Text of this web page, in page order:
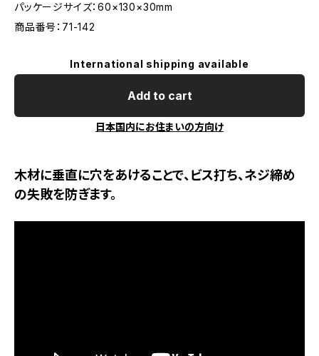
パッケージサイズ：60×130×30mm
商品番号：71-142
International shipping available
Add to cart
日本国内にお住まいの方向け
木材に垂直に穴をあけることで、ビス打ち、ネジ締め
の失敗を防ぎます。